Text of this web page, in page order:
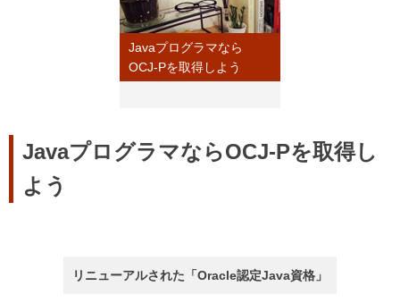
Javaプログラマなら
OCJ-Pを取得しよう
JavaプログラマならOCJ-Pを取得し
よう
リニューアルされた「Oracle認定Java資格」